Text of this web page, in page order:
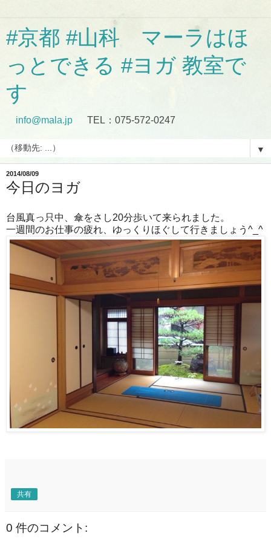
#京都 #山科 マーラはほ
っとできる #ヨガ 教室で
す
info@mala.jp TEL：075-572-0247
▼
2014/08/09
今日のヨガ
台風真っ只中、傘をさし20分歩いて来られました。
一週間のお仕事の疲れ、ゆっくりほぐして行きましょう^_^
共有
0 件のコメント: